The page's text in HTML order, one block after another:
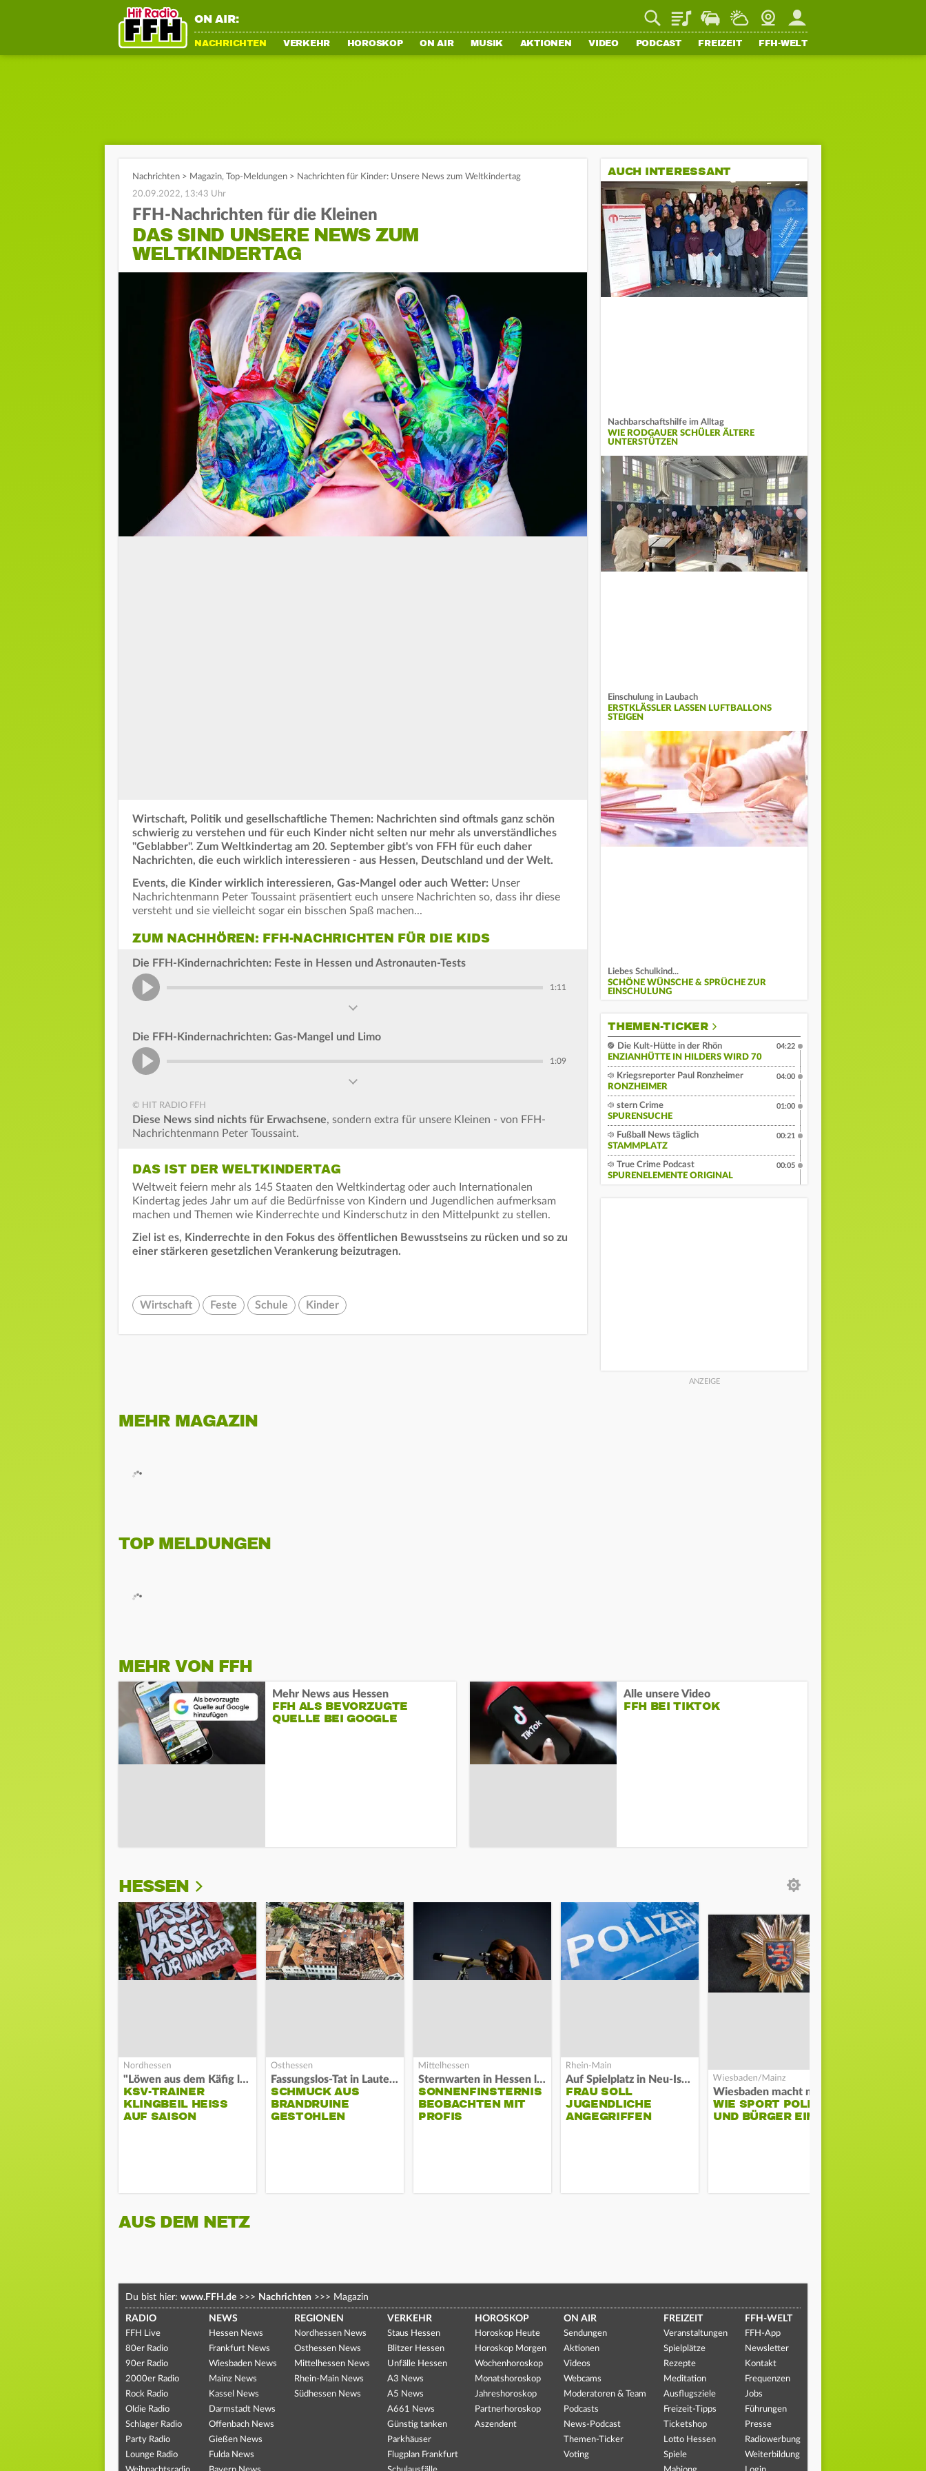
ON AIR: PlaylistStaupilotWetterWebcamMein FFH
NACHRICHTEN VERKEHR HOROSKOP ON AIR MUSIK AKTIONEN VIDEO PODCAST FREIZEIT FFH-WELT
Nachrichten > Magazin, Top-Meldungen > Nachrichten für Kinder: Unsere News zum Weltkindertag
20.09.2022, 13:43 Uhr
FFH-Nachrichten für die Kleinen
DAS SIND UNSERE NEWS ZUM
WELTKINDERTAG
Wirtschaft, Politik und gesellschaftliche Themen: Nachrichten sind oftmals ganz schön
schwierig zu verstehen und für euch Kinder nicht selten nur mehr als unverständliches
"Geblabber". Zum Weltkindertag am 20. September gibt's von FFH für euch daher
Nachrichten, die euch wirklich interessieren - aus Hessen, Deutschland und der Welt.
Events, die Kinder wirklich interessieren, Gas-Mangel oder auch Wetter: Unser
Nachrichtenmann Peter Toussaint präsentiert euch unsere Nachrichten so, dass ihr diese
versteht und sie vielleicht sogar ein bisschen Spaß machen...
ZUM NACHHÖREN: FFH-NACHRICHTEN FÜR DIE KIDS
Die FFH-Kindernachrichten: Feste in Hessen und Astronauten-Tests
1:11
Die FFH-Kindernachrichten: Gas-Mangel und Limo
1:09
© HIT RADIO FFH
Diese News sind nichts für Erwachsene, sondern extra für unsere Kleinen - von FFH-
Nachrichtenmann Peter Toussaint.
DAS IST DER WELTKINDERTAG
Weltweit feiern mehr als 145 Staaten den Weltkindertag oder auch Internationalen
Kindertag jedes Jahr um auf die Bedürfnisse von Kindern und Jugendlichen aufmerksam
machen und Themen wie Kinderrechte und Kinderschutz in den Mittelpunkt zu stellen.
Ziel ist es, Kinderrechte in den Fokus des öffentlichen Bewusstseins zu rücken und so zu
einer stärkeren gesetzlichen Verankerung beizutragen.
Wirtschaft Feste Schule Kinder
AUCH INTERESSANT
Nachbarschaftshilfe im Alltag
WIE RODGAUER SCHÜLER ÄLTERE
UNTERSTÜTZEN
Einschulung in Laubach
ERSTKLÄSSLER LASSEN LUFTBALLONS
STEIGEN
Liebes Schulkind...
SCHÖNE WÜNSCHE & SPRÜCHE ZUR
EINSCHULUNG
THEMEN-TICKER
Die Kult-Hütte in der Rhön
ENZIANHÜTTE IN HILDERS WIRD 70
04:22
Kriegsreporter Paul Ronzheimer
RONZHEIMER
04:00
stern Crime
SPURENSUCHE
01:00
Fußball News täglich
STAMMPLATZ
00:21
True Crime Podcast
SPURENELEMENTE ORIGINAL
00:05
MEHR MAGAZIN
TOP MELDUNGEN
MEHR VON FFH
Mehr News aus Hessen
FFH ALS BEVORZUGTE
QUELLE BEI GOOGLE
Alle unsere Video
FFH BEI TIKTOK
HESSEN
"Löwen aus dem Käfig lassen"
KSV-TRAINER
KLINGBEIL HEISS A
UF SAISON
Fassungslos-Tat in Lauterbach
SCHMUCK AUS
BRANDRUINE
GESTOHLEN
Sternwarten in Hessen laden ein
SONNENFINSTERNIS
BEOBACHTEN MIT
PROFIS
Auf Spielplatz in Neu-Isenburg
FRAU SOLL
JUGENDLICHE
ANGEGRIFFEN
Wiesbaden macht mobil
WIE SPORT POLIZEI
UND BÜRGER EINT
AUS DEM NETZ
Du bist hier: www.FFH.de >>> Nachrichten >>> Magazin
RADIO
FFH Live
80er Radio
90er Radio
2000er Radio
Rock Radio
Oldie Radio
Schlager Radio
Party Radio
Lounge Radio
NEWS
Hessen News
Frankfurt News
Wiesbaden News
Mainz News
Kassel News
Darmstadt News
Offenbach News
Gießen News
Fulda News
REGIONEN
Nordhessen News
Osthessen News
Mittelhessen News
Rhein-Main News
Südhessen News
VERKEHR
Staus Hessen
Blitzer Hessen
Unfälle Hessen
A3 News
A5 News
A661 News
Günstig tanken
Parkhäuser
Flugplan Frankfurt
HOROSKOP
Horoskop Heute
Horoskop Morgen
Wochenhoroskop
Monatshoroskop
Jahreshoroskop
Partnerhoroskop
Aszendent
ON AIR
Sendungen
Aktionen
Videos
Webcams
Moderatoren & Team
Podcasts
News-Podcast
Themen-Ticker
Voting
FREIZEIT
Veranstaltungen
Spielplätze
Rezepte
Meditation
Ausflugsziele
Freizeit-Tipps
Ticketshop
Lotto Hessen
Spiele
FFH-WELT
FFH-App
Newsletter
Kontakt
Frequenzen
Jobs
Führungen
Presse
Radiowerbung
Weiterbildung